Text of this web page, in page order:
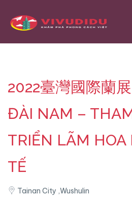
2022臺灣國際蘭
ĐÀI NAM –
TRIỂN LÃM HOA
TẾ
Tainan City ,Wushulin